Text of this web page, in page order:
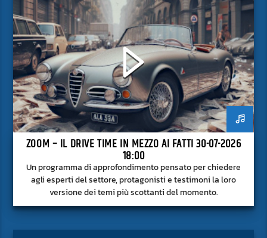
ZOOM – IL DRIVE TIME IN MEZZO AI FATTI 30-07-2026
18:00
Un programma di approfondimento pensato per chiedere
agli esperti del settore, protagonisti e testimoni la loro
versione dei temi più scottanti del momento.